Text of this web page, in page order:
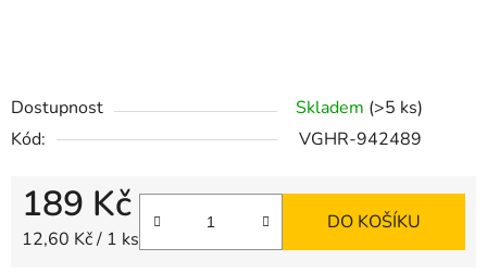
Dostupnost Skladem (>5 ks)
Kód:
VGHR-942489
189 Kč
Měrná cena:
12,60 Kč / 1 ks
DO KOŠÍKU